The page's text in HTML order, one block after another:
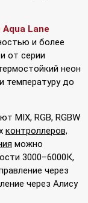
Lane
и более
от серии
неон
температуру до
MIX, RGB, RGBW
контроллеров,
можно
3000–6000К,
через
через Алису